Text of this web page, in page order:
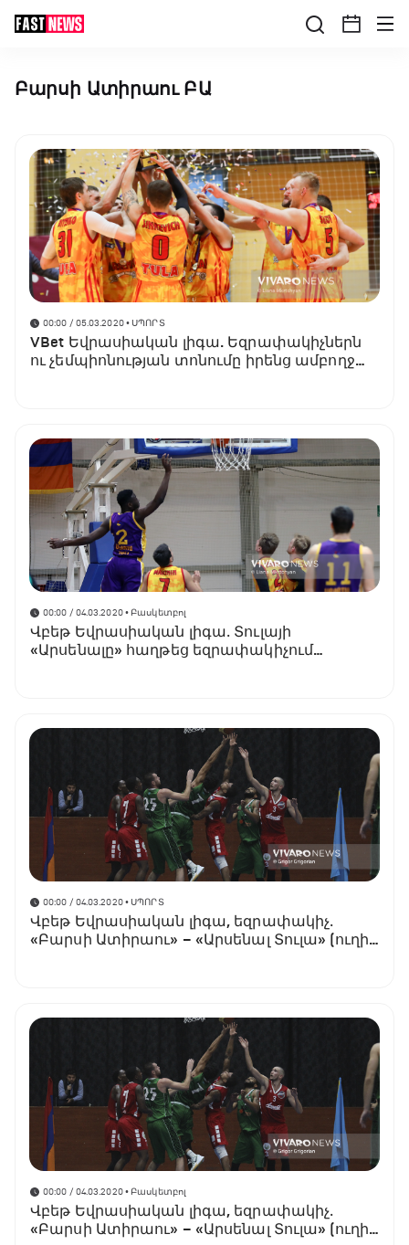
Բարսի Ատիրաու ԲԱ
00:00 / 05.03.2020• ՍՊՈՐՏ
VBet Եվրասիական լիգա. Եզրափակիչներն
ու չեմպիոնության տոնումը իրենց ամբողջ
00:00 / 04.03.2020• Բասկետբոլ
Վբեթ Եվրասիական լիգա․ Տուլայի
«Արսենալը» հաղթեց եզրափակիչում
00:00 / 04.03.2020• ՍՊՈՐՏ
Վբեթ Եվրասիական լիգա, եզրափակիչ․
«Բարսի Ատիրաու» – «Արսենալ Տուլա» (ուղիղ
00:00 / 04.03.2020• Բասկետբոլ
Վբեթ Եվրասիական լիգա, եզրափակիչ․
«Բարսի Ատիրաու» – «Արսենալ Տուլա» (ուղիղ